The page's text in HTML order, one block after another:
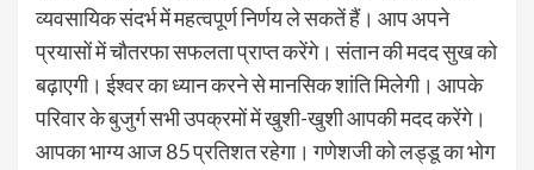
व्यवसायिक संदर्भ में महत्वपूर्ण निर्णय ले सकतें हैं। आप अपने
प्रयासों में चौतरफा सफलता प्राप्त करेंगे। संतान की मदद सुख को
बढ़ाएगी। ईश्वर का ध्यान करने से मानसिक शांति मिलेगी। आपके
परिवार के बुजुर्ग सभी उपक्रमों में खुशी-खुशी आपकी मदद करेंगे।
आपका भाग्‍य आज 85 प्रतिशत रहेगा। गणेशजी को लड्डू का भोग